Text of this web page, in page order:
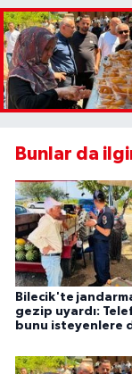
Bunlar da
Bilecik'te
gezip uyardı:
bunu isteyenlere